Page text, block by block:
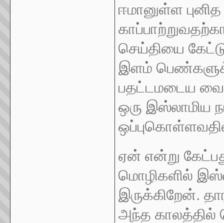
ஈமானுள்ள புனித
செய்தியை
இளம்
பதட்டமடைய
ஒரு இஸ்லாமிய
ஏன் என்று
மொழிகளில்
இருக்கிறேன்.
அந்த காலத்தில்